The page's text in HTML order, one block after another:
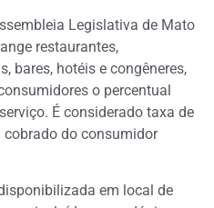
Legislativa de Mato
restaurantes,
bares, hotéis e congêneres,
o percentual
É considerado taxa de
do consumidor
em local de